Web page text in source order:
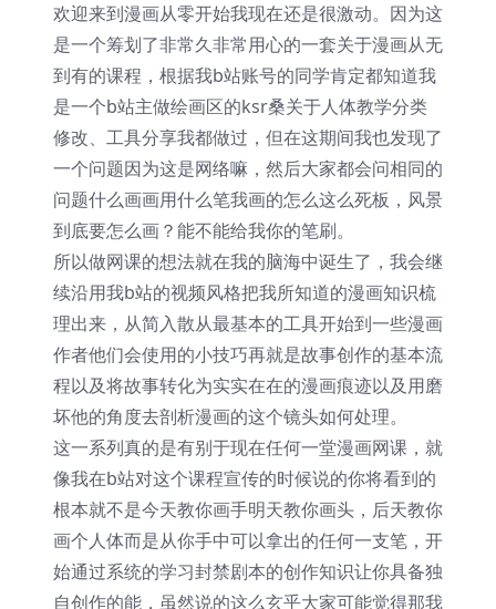
欢迎来到漫画从零开始我现在还是很激动。因为这
是一个筹划了非常久非常用心的一套关于漫画从无
到有的课程，根据我b站账号的同学肯定都知道我
是一个b站主做绘画区的ksr桑关于人体教学分类
修改、工具分享我都做过，但在这期间我也发现了
一个问题因为这是网络嘛，然后大家都会问相同的
问题什么画画用什么笔我画的怎么这么死板，风景
到底要怎么画？能不能给我你的笔刷。
所以做网课的想法就在我的脑海中诞生了，我会继
续沿用我b站的视频风格把我所知道的漫画知识梳
理出来，从简入散从最基本的工具开始到一些漫画
作者他们会使用的小技巧再就是故事创作的基本流
程以及将故事转化为实实在在的漫画痕迹以及用磨
坏他的角度去剖析漫画的这个镜头如何处理。
这一系列真的是有别于现在任何一堂漫画网课，就
像我在b站对这个课程宣传的时候说的你将看到的
根本就不是今天教你画手明天教你画头，后天教你
画个人体而是从你手中可以拿出的任何一支笔，开
始通过系统的学习封禁剧本的创作知识让你具备独
自创作的能，虽然说的这么玄乎大家可能觉得那我